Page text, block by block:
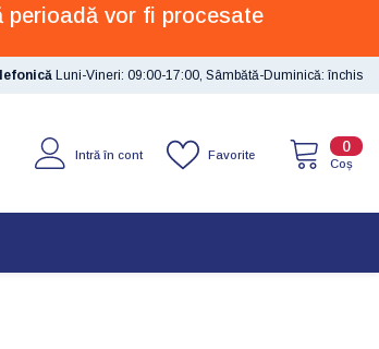
perioadă vor fi procesate
Luni-Vineri: 09:00-17:00, Sâmbătă-Duminică: închis
00
Coș
Favorite
Intră în cont